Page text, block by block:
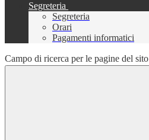
Segreteria
Segreteria
Orari
Pagamenti informatici
Campo di ricerca per le pagine del sito